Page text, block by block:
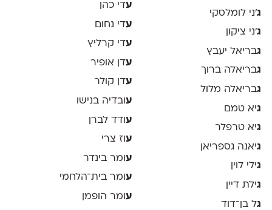
ג׳ני לומלסקי
ג׳ני ציקון
גבריאל יעבץ
גבריאלה ברוך
גבריאלה מלול
גיא טמם
גיא טרפלר
גיאנה גספריאן
גילי לוין
גילת דיין
גל בן־דוד
עדי כהן
עדי נחום
עדי קרליץ
עדן אופיר
עדן קולר
ע ובדיה בנישו
ע ודד לברן
עוז צרי
ע ומר בינדר
עומר בית־הלחמי
ע ומר הופמן